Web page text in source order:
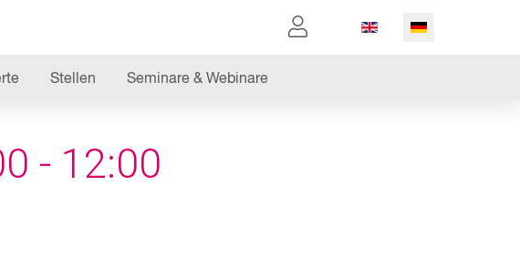
Sprache auswählen
Stellen Seminare & Webinare
- 12:00